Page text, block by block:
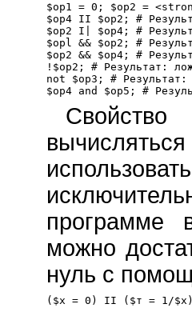
$op1 = 0; $ор2 =
$ор4 II $ор2; #
$ор2 I| $ор4; #
$opl && $ор2; #
$ор2 && $ор4; #
!$ор2; # Результат:
not $орЗ; #
программе
можно
нуль с